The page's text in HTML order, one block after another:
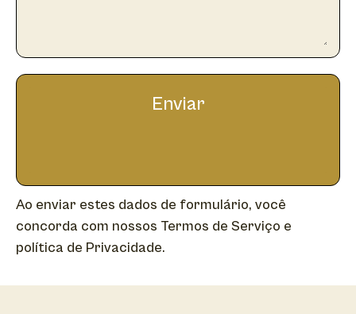
Enviar
Ao enviar estes dados de formulário, você
concorda com nossos Termos de Serviço e
política de Privacidade.